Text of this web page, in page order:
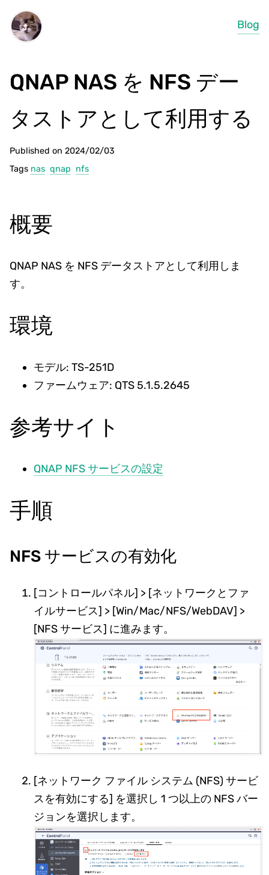
Blog
QNAP NAS を NFS デー
タストアとして利用する
Published on 2024/02/03
Tags nas qnap nfs
概要
QNAP NAS を NFS データストアとして利用しま
す。
環境
モデル: TS-251D
ファームウェア: QTS 5.1.5.2645
参考サイト
QNAP NFS サービスの設定
手順
NFS サービスの有効化
[コントロールパネル] > [ネットワークとファ
イルサービス] > [Win/Mac/NFS/WebDAV] >
[NFS サービス] に進みます。
[ネットワーク ファイル システム (NFS) サービ
スを有効にする] を選択し 1 つ以上の NFS バー
ジョンを選択します。